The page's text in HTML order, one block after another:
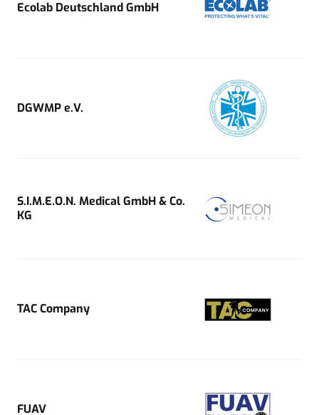
Ecolab Deutschland GmbH
DGWMP e.V.
S.I.M.E.O.N. Medical GmbH & Co.
KG
TAC Company
FUAV